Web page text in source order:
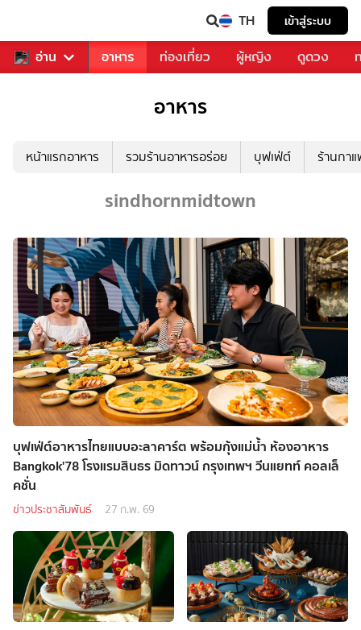
TH เข้าสู่ระบบ
อ่าน
รวงการเพลง อาหาร ท่องเที่ยว ผู้หญิง ดูดวง
อาหาร
หน้าแรกอาหาร รวมร้านอาหารอร่อย บุฟเฟ่ต์ ร้านกา
sindhornmidtown
บุฟเฟ่ต์อาหารไทยแบบอะลาคาร์ต พร้อมกุ้งแม่น้ำ ห้องอาหาร
Bangkok'78 โรงแรมสินธร มิดทาวน์ กรุงเทพฯ วีนแยทท์ คอลเล็
คชั่น
ข่าวประชาสัมพันธ์ 27 ก.พ. 69